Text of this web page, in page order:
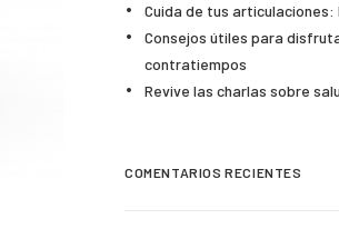
Cuida de tus articulaciones:
Consejos útiles para
contratiempos
Revive las charlas sobre
COMENTARIOS RECIENTES